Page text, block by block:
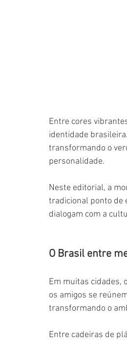
Entre cores
identidade
transformando o
personalidade.
Neste editorial, a
tradicional ponto de
dialogam com a
O Brasil entre
Em muitas cidades,
os amigos se
transformando o
Entre cadeiras de